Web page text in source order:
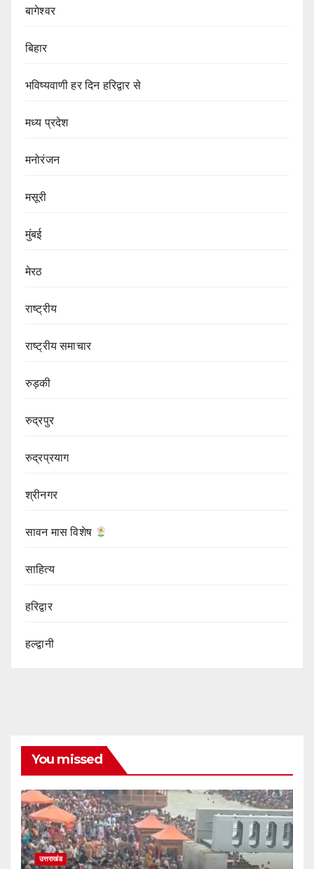
बागेश्वर
बिहार
भविष्यवाणी हर दिन हरिद्वार से
मध्य प्रदेश
मनोरंजन
मसूरी
मुंबई
मेरठ
राष्ट्रीय
राष्ट्रीय समाचार
रुड़की
रुद्रपुर
रुद्रप्रयाग
श्रीनगर
सावन मास विशेष
साहित्य
हरिद्वार
हल्द्वानी
You missed
उत्तराखंड